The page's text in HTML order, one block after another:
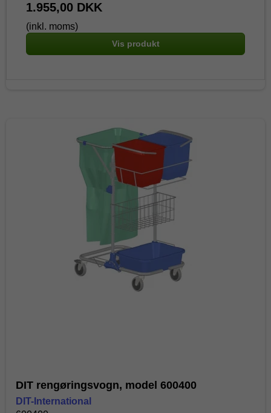
1.955,00 DKK
(inkl. moms)
Vis produkt
DIT rengøringsvogn, model 600400
DIT-International